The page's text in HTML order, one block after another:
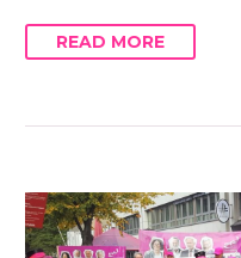
READ MORE